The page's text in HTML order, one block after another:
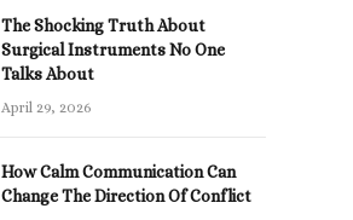
The Shocking Truth About
Surgical Instruments No One
Talks About
April 29, 2026
How Calm Communication Can
Change The Direction Of Conflict